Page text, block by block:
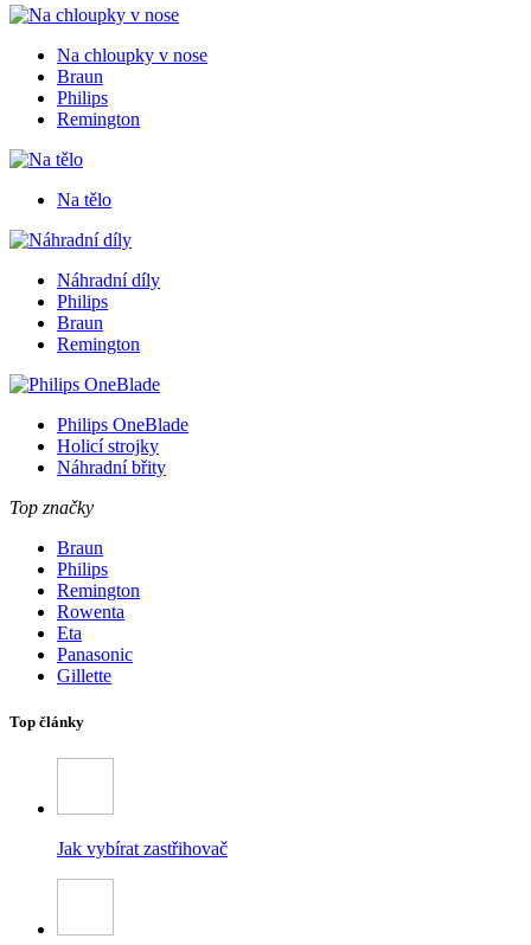
Na chloupky v nose
Braun
Philips
Remington
Na tělo
Náhradní díly
Philips
Braun
Remington
Philips OneBlade
Holicí strojky
Náhradní břity
Top značky
Braun
Philips
Remington
Rowenta
Eta
Panasonic
Gillette
Top články
Jak vybírat zastřihovač